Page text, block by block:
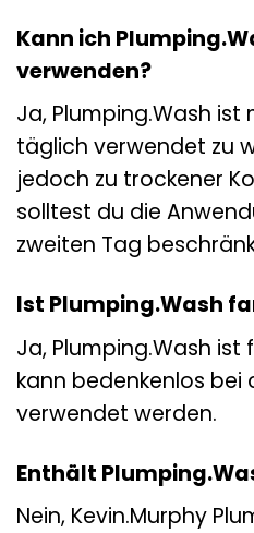
Kann ich
verwenden?
Ja, Plumping.Wash ist
täglich verwendet zu
jedoch zu trockener
solltest du die
zweiten Tag
Ist Plumping.Wash
Ja, Plumping.Wash
kann bedenkenlos bei
verwendet werden.
Enthält
Nein, Kevin.Murphy